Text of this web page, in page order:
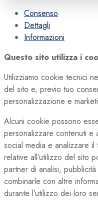
Consenso
Dettagli
Informazioni
Questo sito utilizza i
Utilizziamo cookie tecnici
del sito e, previo tuo
personalizzazione e
Alcuni cookie possono
personalizzare contenuti e
social media e analizzare
relative all’utilizzo del sito
partner di analisi,
combinarle con altre
durante l’utilizzo dei loro